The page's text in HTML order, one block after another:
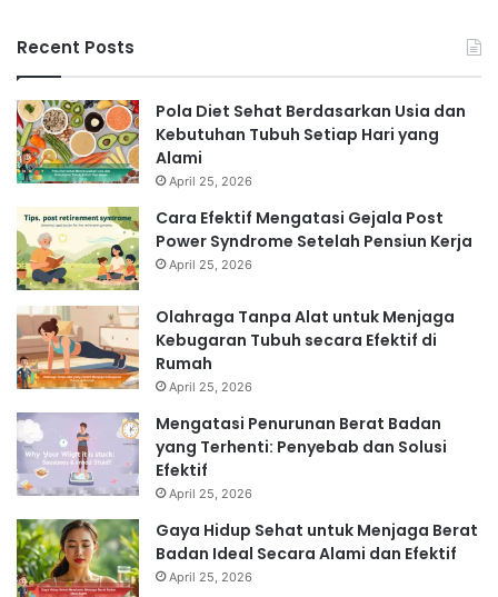
Recent Posts
Pola Diet Sehat Berdasarkan Usia dan
Kebutuhan Tubuh Setiap Hari yang
Alami
April 25, 2026
Cara Efektif Mengatasi Gejala Post
Power Syndrome Setelah Pensiun Kerja
April 25, 2026
Olahraga Tanpa Alat untuk Menjaga
Kebugaran Tubuh secara Efektif di
Rumah
April 25, 2026
Mengatasi Penurunan Berat Badan
yang Terhenti: Penyebab dan Solusi
Efektif
April 25, 2026
Gaya Hidup Sehat untuk Menjaga Berat
Badan Ideal Secara Alami dan Efektif
April 25, 2026